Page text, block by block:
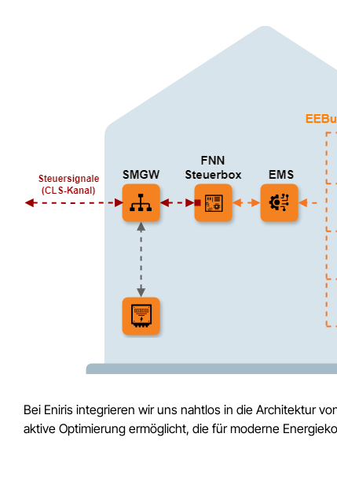
Bei Eniris integrieren wir uns nahtlos in die Architektur
aktive Optimierung ermöglicht, die für moderne